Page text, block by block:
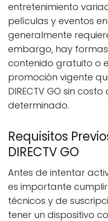
entretenimiento
películas y eventos
generalmente
embargo, hay
contenido gratuito o
promoción vigente
DIRECTV GO sin
determinado.
Requisitos
DIRECTV GO
Antes de intentar
es importante
técnicos y de
tener un dispositivo